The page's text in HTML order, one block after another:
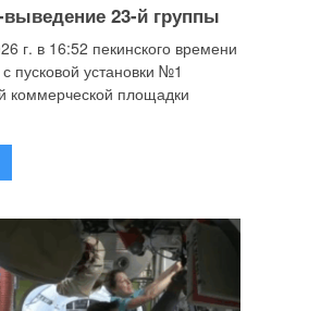
выведение 23-й группы
г. в 16:52 пекинского времени
пусковой установки №1
коммерческой площадки